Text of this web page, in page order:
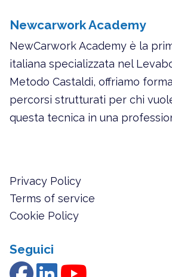
Newcarwork Academy
NewCarwork Academy è la
italiana specializzata nel
Metodo Castaldi, offriamo
percorsi strutturati per chi
questa tecnica in una
Privacy Policy
Terms of service
Cookie Policy
Seguici